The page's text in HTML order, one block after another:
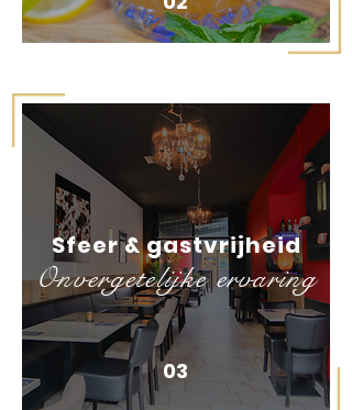
03
Onvergetelijke ervaring
Sfeer & gastvrijheid